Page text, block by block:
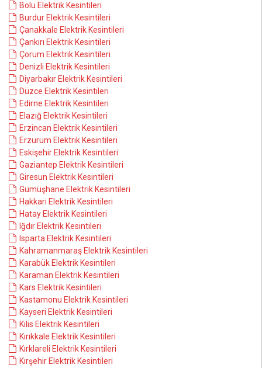
Bolu Elektrik Kesintileri
Burdur Elektrik Kesintileri
Çanakkale Elektrik Kesintileri
Çankırı Elektrik Kesintileri
Çorum Elektrik Kesintileri
Denizli Elektrik Kesintileri
Diyarbakır Elektrik Kesintileri
Düzce Elektrik Kesintileri
Edirne Elektrik Kesintileri
Elazığ Elektrik Kesintileri
Erzincan Elektrik Kesintileri
Erzurum Elektrik Kesintileri
Eskişehir Elektrik Kesintileri
Gaziantep Elektrik Kesintileri
Giresun Elektrik Kesintileri
Gümüşhane Elektrik Kesintileri
Hakkari Elektrik Kesintileri
Hatay Elektrik Kesintileri
Iğdır Elektrik Kesintileri
Isparta Elektrik Kesintileri
Kahramanmaraş Elektrik Kesintileri
Karabük Elektrik Kesintileri
Karaman Elektrik Kesintileri
Kars Elektrik Kesintileri
Kastamonu Elektrik Kesintileri
Kayseri Elektrik Kesintileri
Kilis Elektrik Kesintileri
Kırıkkale Elektrik Kesintileri
Kırklareli Elektrik Kesintileri
Kırşehir Elektrik Kesintileri